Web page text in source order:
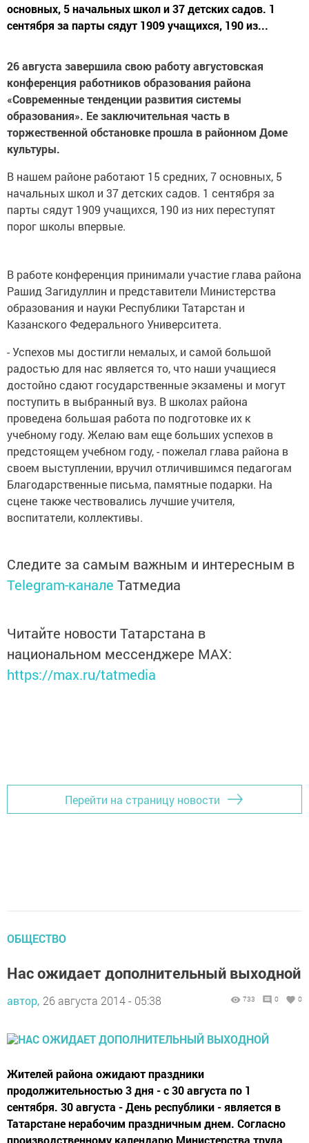
основных, 5 начальных школ и 37 детских садов. 1
сентября за парты сядут 1909 учащихся, 190 из...
26 августа завершила свою работу августовская
конференция работников образования района
«Современные тенденции развития системы
образования». Ее заключительная часть в
торжественной обстановке прошла в районном Доме
культуры.
В нашем районе работают 15 средних, 7 основных, 5
начальных школ и 37 детских садов. 1 сентября за
парты сядут 1909 учащихся, 190 из них переступят
порог школы впервые.
В работе конференция принимали участие глава района
Рашид Загидуллин и представители Министерства
образования и науки Республики Татарстан и
Казанского Федерального Университета.
- Успехов мы достигли немалых, и самой большой
радостью для нас является то, что наши учащиеся
достойно сдают государственные экзамены и могут
поступить в выбранный вуз. В школах района
проведена большая работа по подготовке их к
учебному году. Желаю вам еще больших успехов в
предстоящем учебном году, - пожелал глава района в
своем выступлении, вручил отличившимся педагогам
Благодарственные письма, памятные подарки. На
сцене также чествовались лучшие учителя,
воспитатели, коллективы.
Следите за самым важным и интересным в
Telegram-канале Татмедиа
Читайте новости Татарстана в
национальном мессенджере MАХ:
https://max.ru/tatmedia
Перейти на страницу новости
ОБЩЕСТВО
Нас ожидает дополнительный выходной
автор, 26 августа 2014 - 05:38 733 0 0
Жителей района ожидают праздники
продолжительностью 3 дня - с 30 августа по 1
сентября. 30 августа - День республики - является в
Татарстане нерабочим праздничным днем. Согласно
производственному календарю Министерства труда,